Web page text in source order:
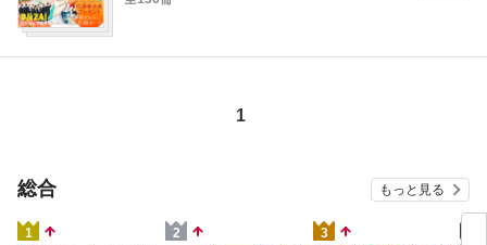
焼鳳 ひぐちにちほ
1
総合 もっと見る
1 2 3